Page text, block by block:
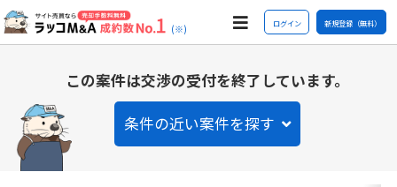
(※) ログイン 新規登録（無料）
この案件は交渉の受付を終了しています。
条件の近い案件を探す